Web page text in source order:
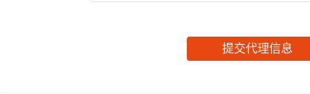
提交代理信息